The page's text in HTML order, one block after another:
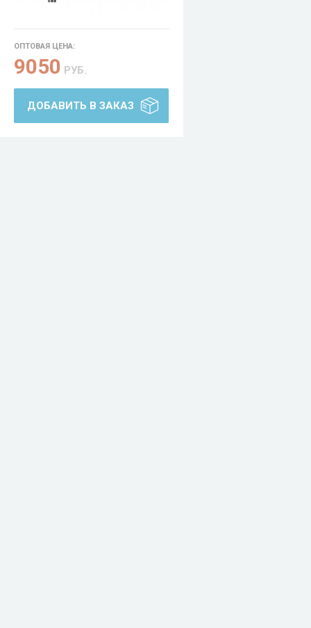
ОПТОВАЯ ЦЕНА:
9050 РУБ.
ДОБАВИТЬ В ЗАКАЗ